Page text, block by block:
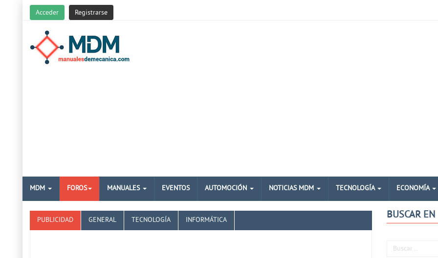
Acceder Registrarse
MDM FOROS MANUALES EVENTOS AUTOMOCIÓN NOTICIAS MDM TECNOLOGÍA ECONOMÍA
PUBLICIDAD GENERAL TECNOLOGÍA INFORMÁTICA BUSCAR
Buscar...